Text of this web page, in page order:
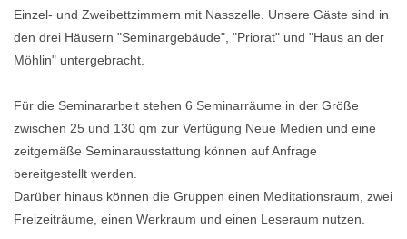
Einzel- und Zweibettzimmern mit Nasszelle. Unsere Gäste sind in
den drei Häusern "Seminargebäude", "Priorat" und "Haus an der
Möhlin" untergebracht.
Für die Seminararbeit stehen 6 Seminarräume in der Größe
zwischen 25 und 130 qm zur Verfügung Neue Medien und eine
zeitgemäße Seminarausstattung können auf Anfrage
bereitgestellt werden.
Darüber hinaus können die Gruppen einen Meditationsraum, zwei
Freizeiträume, einen Werkraum und einen Leseraum nutzen.